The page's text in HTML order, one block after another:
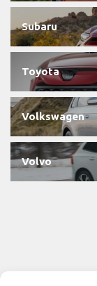
Subaru
Toyota
Volkswagen
Volvo